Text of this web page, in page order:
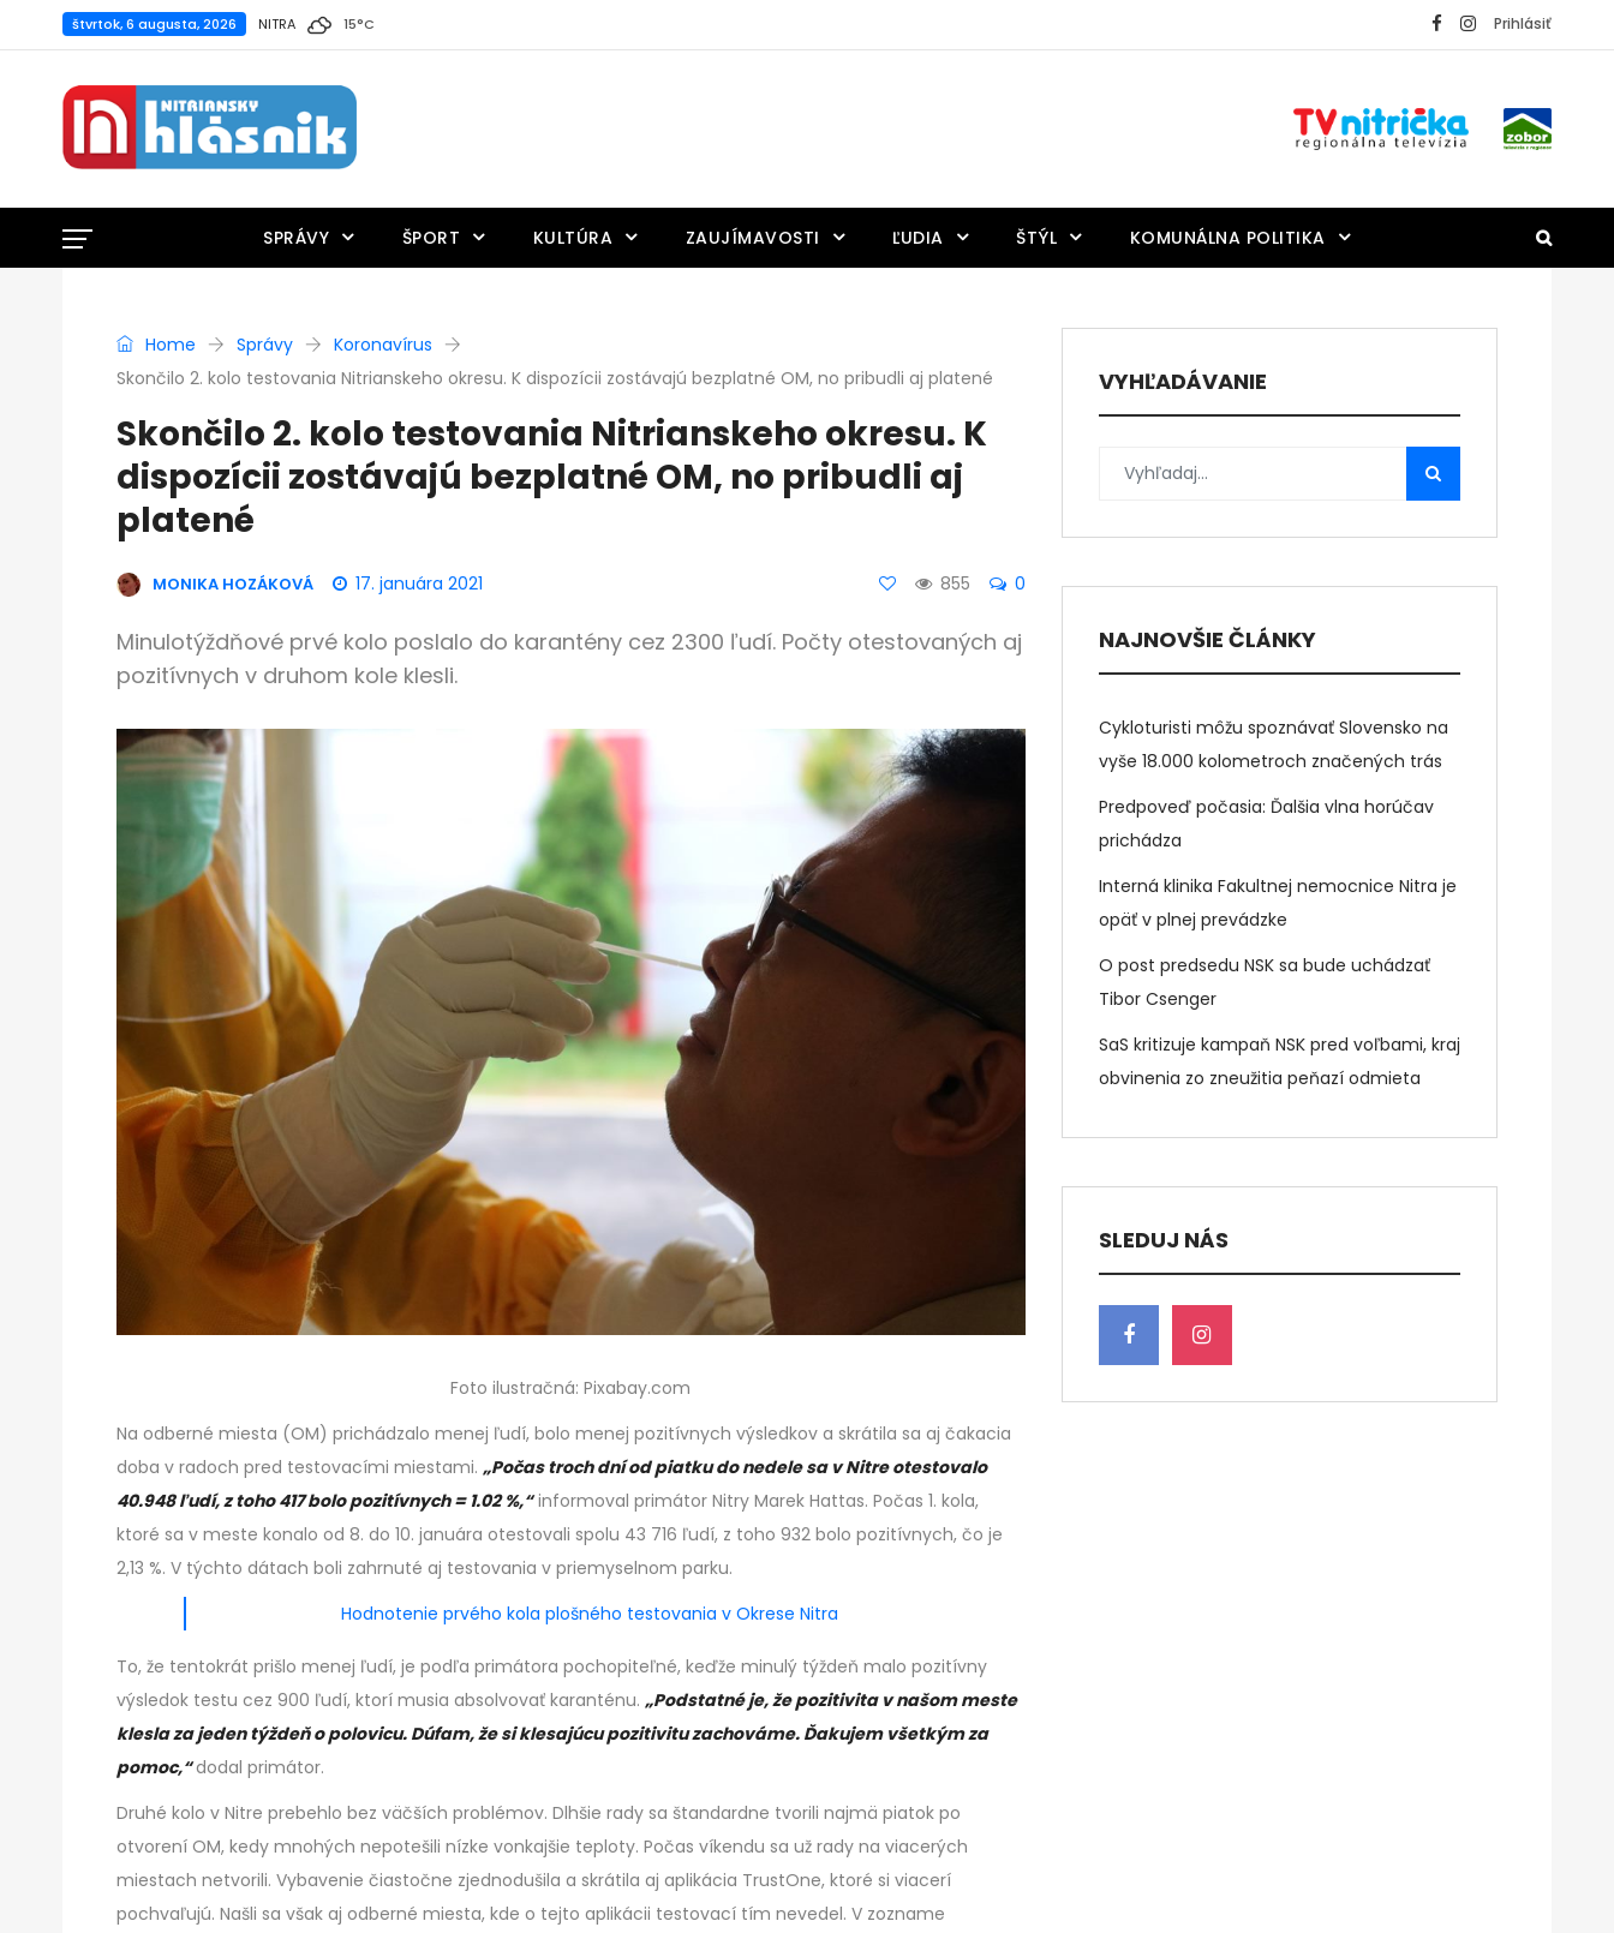
štvrtok, 6 augusta, 2026 NITRA 15°C Prihlásiť
SPRÁVY ŠPORT KULTÚRA ZAUJÍMAVOSTI ĽUDIA ŠTÝL KOMUNÁLNA POLITIKA
Home Správy
Koronavírus
Skončilo 2. kolo testovania Nitrianskeho okresu. K dispozícii zostávajú bezplatné OM, no pribudli aj platené
Skončilo 2. kolo testovania Nitrianskeho okresu. K
dispozícii zostávajú bezplatné OM, no pribudli aj
platené
MONIKA HOZÁKOVÁ 17. januára 2021 855 0
Minulotýždňové prvé kolo poslalo do karantény cez 2300 ľudí. Počty otestovaných aj
pozitívnych v druhom kole klesli.
Foto ilustračná: Pixabay.com
Na odberné miesta (OM) prichádzalo menej ľudí, bolo menej pozitívnych výsledkov a skrátila sa aj čakacia
doba v radoch pred testovacími miestami. „Počas troch dní od piatku do nedele sa v Nitre otestovalo
40.948 ľudí, z toho 417 bolo pozitívnych = 1.02 %,“informoval primátor Nitry Marek Hattas. Počas 1. kola,
ktoré sa v meste konalo od 8. do 10. januára otestovali spolu 43 716 ľudí, z toho 932 bolo pozitívnych, čo je
2,13 %. V týchto dátach boli zahrnuté aj testovania v priemyselnom parku.
Hodnotenie prvého kola plošného testovania v Okrese Nitra
To, že tentokrát prišlo menej ľudí, je podľa primátora pochopiteľné, keďže minulý týždeň malo pozitívny
výsledok testu cez 900 ľudí, ktorí musia absolvovať karanténu. „Podstatné je, že pozitivita v našom meste
klesla za jeden týždeň o polovicu. Dúfam, že si klesajúcu pozitivitu zachováme. Ďakujem všetkým za
pomoc,“dodal primátor.
Druhé kolo v Nitre prebehlo bez väčších problémov. Dlhšie rady sa štandardne tvorili najmä piatok po
otvorení OM, kedy mnohých nepotešili nízke vonkajšie teploty. Počas víkendu sa už rady na viacerých
miestach netvorili. Vybavenie čiastočne zjednodušila a skrátila aj aplikácia TrustOne, ktoré si viacerí
pochvaľujú. Našli sa však aj odberné miesta, kde o tejto aplikácii testovací tím nevedel. V zozname
VYHĽADÁVANIE
NAJNOVŠIE ČLÁNKY
Cykloturisti môžu spoznávať Slovensko na
vyše 18.000 kolometroch značených trás
Predpoveď počasia: Ďalšia vlna horúčav
prichádza
Interná klinika Fakultnej nemocnice Nitra je
opäť v plnej prevádzke
O post predsedu NSK sa bude uchádzať
Tibor Csenger
SaS kritizuje kampaň NSK pred voľbami, kraj
obvinenia zo zneužitia peňazí odmieta
SLEDUJ NÁS